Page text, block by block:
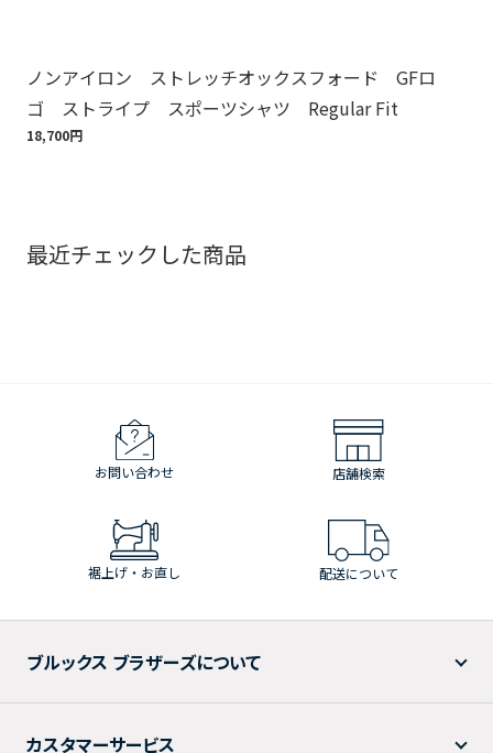
ノンアイロン ストレッチオックスフォード GFロ
ゴ ストライプ スポーツシャツ Regular Fit
18,700円
最近チェックした商品
お問い合わせ 店舗検索
裾上げ・お直し 配送について
ブルックス ブラザーズについて
カスタマーサービス